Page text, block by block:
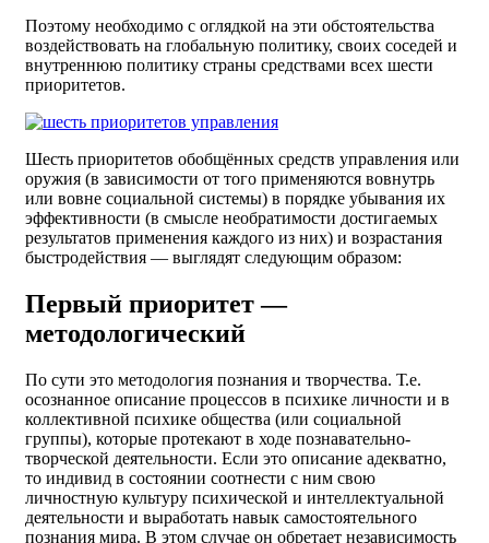
Поэтому необходимо с оглядкой на эти обстоятельства
воздействовать на глобальную политику, своих соседей и
внутреннюю политику страны средствами всех шести
приоритетов.
Шесть приоритетов обобщённых средств управления или
оружия (в зависимости от того применяются вовнутрь
или вовне социальной системы) в порядке убывания их
эффективности (в смысле необратимости достигаемых
результатов применения каждого из них) и возрастания
быстродействия — выглядят следующим образом:
Первый приоритет —
методологический
По сути это методология познания и творчества. Т.е.
осознанное описание процессов в психике личности и в
коллективной психике общества (или социальной
группы), которые протекают в ходе познавательно-
творческой деятельности. Если это описание адекватно,
то индивид в состоянии соотнести с ним свою
личностную культуру психической и интеллектуальной
деятельности и выработать навык самостоятельного
познания мира. В этом случае он обретает независимость